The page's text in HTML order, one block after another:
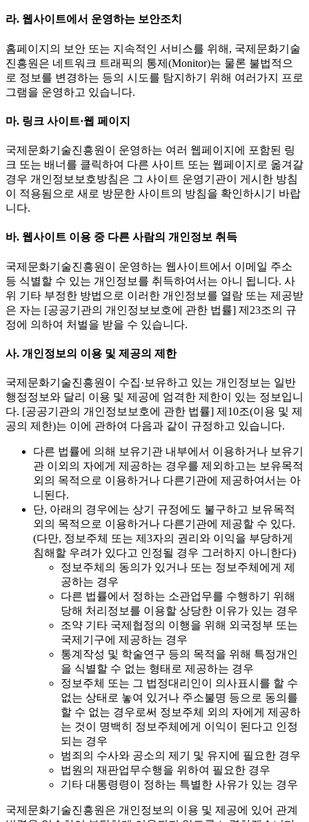
라. 웹사이트에서 운영하는 보안조치
홈페이지의 보안 또는 지속적인 서비스를 위해, 국제문화기술
진흥원은 네트워크 트래픽의 통제(Monitor)는 물론 불법적으
로 정보를 변경하는 등의 시도를 탐지하기 위해 여러가지 프로
그램을 운영하고 있습니다.
마. 링크 사이트·웹 페이지
국제문화기술진흥원이 운영하는 여러 웹페이지에 포함된 링
크 또는 배너를 클릭하여 다른 사이트 또는 웹페이지로 옮겨갈
경우 개인정보보호방침은 그 사이트 운영기관이 게시한 방침
이 적용됨으로 새로 방문한 사이트의 방침을 확인하시기 바랍
니다.
바. 웹사이트 이용 중 다른 사람의 개인정보 취득
국제문화기술진흥원이 운영하는 웹사이트에서 이메일 주소
등 식별할 수 있는 개인정보를 취득하여서는 아니 됩니다. 사
위 기타 부정한 방법으로 이러한 개인정보를 열람 또는 제공받
은 자는 [공공기관의 개인정보보호에 관한 법률] 제23조의 규
정에 의하여 처벌을 받을 수 있습니다.
사. 개인정보의 이용 및 제공의 제한
국제문화기술진흥원이 수집·보유하고 있는 개인정보는 일반
행정정보와 달리 이용 및 제공에 엄격한 제한이 있는 정보입니
다. [공공기관의 개인정보보호에 관한 법률] 제10조(이용 및 제
공의 제한)는 이에 관하여 다음과 같이 규정하고 있습니다.
다른 법률에 의해 보유기관 내부에서 이용하거나 보유기
관 이외의 자에게 제공하는 경우를 제외하고는 보유목적
외의 목적으로 이용하거나 다른기관에 제공하여서는 아
니된다.
단, 아래의 경우에는 상기 규정에도 불구하고 보유목적
외의 목적으로 이용하거나 다른기관에 제공할 수 있다.
(다만, 정보주체 또는 제3자의 권리와 이익을 부당하게
침해할 우려가 있다고 인정될 경우 그러하지 아니한다)
정보주체의 동의가 있거나 또는 정보주체에게 제
공하는 경우
다른 법률에서 정하는 소관업무를 수행하기 위해
당해 처리정보를 이용할 상당한 이유가 있는 경우
조약 기타 국제협정의 이행을 위해 외국정부 또는
국제기구에 제공하는 경우
통계작성 및 학술연구 등의 목적을 위해 특정개인
을 식별할 수 없는 형태로 제공하는 경우
정보주체 또는 그 법정대리인이 의사표시를 할 수
없는 상태로 놓여 있거나 주소불명 등으로 동의를
할 수 없는 경우로써 정보주체 외의 자에게 제공하
는 것이 명백히 정보주체에게 이익이 된다고 인정
되는 경우
범죄의 수사와 공소의 제기 및 유지에 필요한 경우
법원의 재판업무수행을 위하여 필요한 경우
기타 대통령령이 정하는 특별한 사유가 있는 경우
국제문화기술진흥원은 개인정보의 이용 및 제공에 있어 관계